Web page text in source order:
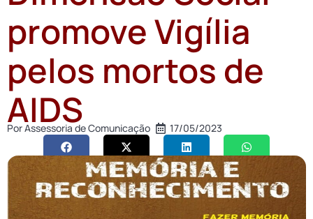
promove Vigília
pelos mortos de
AIDS
PorAssessoria de Comunicação 17/05/2023